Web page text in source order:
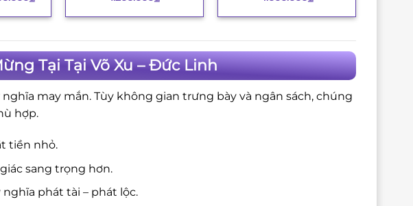
tại
Tại Tại Võ Xu – Đức Linh
may mắn. Tùy không gian trưng bày và ngân sách, chúng
hợp.
tiền nhỏ.
sang trọng hơn.
phát tài – phát lộc.